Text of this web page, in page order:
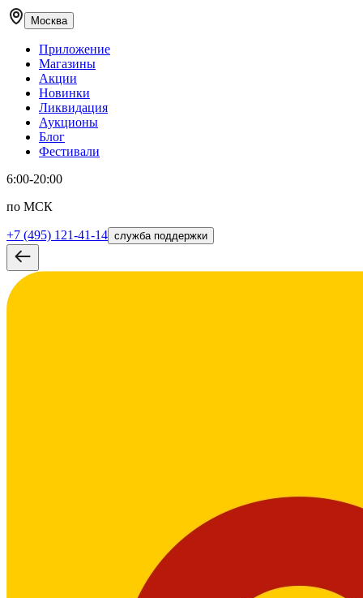
Москва
Приложение
Магазины
Акции
Новинки
Ликвидация
Аукционы
Блог
Фестивали
6:00-20:00
по МСК
+7 (495) 121-41-14 служба поддержки